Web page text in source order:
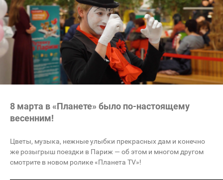
8 марта в «Планете» было по-настоящему
весенним!
Цветы, музыка, нежные улыбки прекрасных дам и конечно
же розыгрыш поездки в Париж — об этом и многом другом
смотрите в новом ролике «Планета TV»!